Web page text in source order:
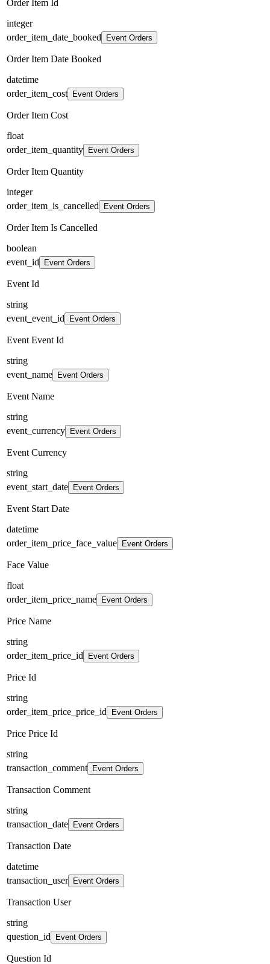
Order Item Id
integer
order_item_date_booked
Event Orders
Order Item Date Booked
datetime
order_item_cost
Event Orders
Order Item Cost
float
order_item_quantity
Event Orders
Order Item Quantity
integer
order_item_is_cancelled
Event Orders
Order Item Is Cancelled
boolean
event_id
Event Orders
Event Id
string
event_event_id
Event Orders
Event Event Id
string
event_name
Event Orders
Event Name
string
event_currency
Event Orders
Event Currency
string
event_start_date
Event Orders
Event Start Date
datetime
order_item_price_face_value
Event Orders
Face Value
float
order_item_price_name
Event Orders
Price Name
string
order_item_price_id
Event Orders
Price Id
string
order_item_price_price_id
Event Orders
Price Price Id
string
transaction_comment
Event Orders
Transaction Comment
string
transaction_date
Event Orders
Transaction Date
datetime
transaction_user
Event Orders
Transaction User
string
question_id
Event Orders
Question Id